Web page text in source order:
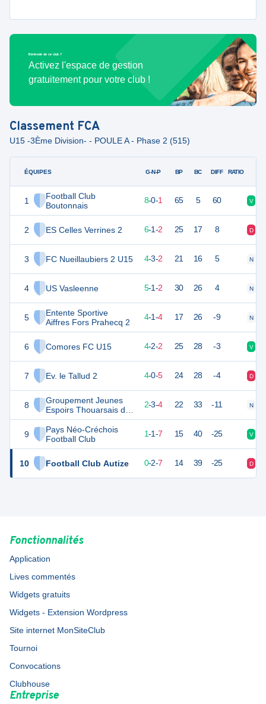
Bénévole de ce club ?
Activez l'espace de gestion
gratuitement pour votre club !
Classement FCA
U15 -3Ème Division- - POULE A - Phase 2 (515)
ÉQUIPES
1
Football Club
Boutonnais
2 ES Celles Verrines 2
3 FC Nueillaubiers 2 U15
4 US Vasleenne
5
Entente Sportive
Aiffres Fors Prahecq 2
6 Comores FC U15
7 Ev. le Tallud 2
8
Groupement Jeunes
Espoirs Thouarsais du
Sud-Ouest
9
Pays Néo-Créchois
Football Club
10 Football Club Autize
G-N-P BP BC DIFF RATIO
8-0-1 65 5 60 V
19 6-1-2 25 17 8 D
15 9 4-3-2 21 16 5 N
5-1-2 30 26 4 N
13 9 4-1-4 17 26 -9 N
13 4-2-2 25 28 -3 V
4-0-5 24 28 -4 D
9 2-3-4 22 33 -11 N
4 1-1-7 15 40 -25 V
2 9 0-2-7 14 39 -25 D
Fonctionnalités
Application
Lives commentés
Widgets gratuits
Widgets - Extension Wordpress
Site internet MonSiteClub
Tournoi
Convocations
Clubhouse
Entreprise